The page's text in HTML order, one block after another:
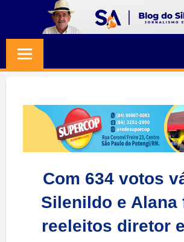
content
Jornalismo
Credibilidade
Com 634 votos
Silenildo e Alana
reeleitos diretor